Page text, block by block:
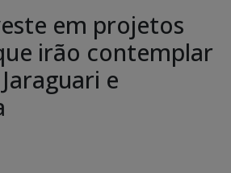
em projetos
irão contemplar
e